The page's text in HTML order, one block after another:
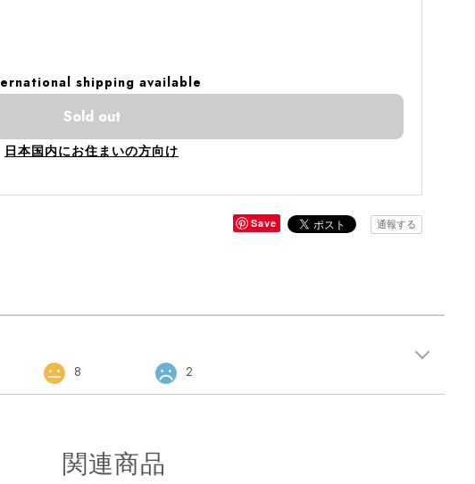
shipping available
Sold out
日本国内にお住まいの方向け
Save 通報する
8 2
関連商品